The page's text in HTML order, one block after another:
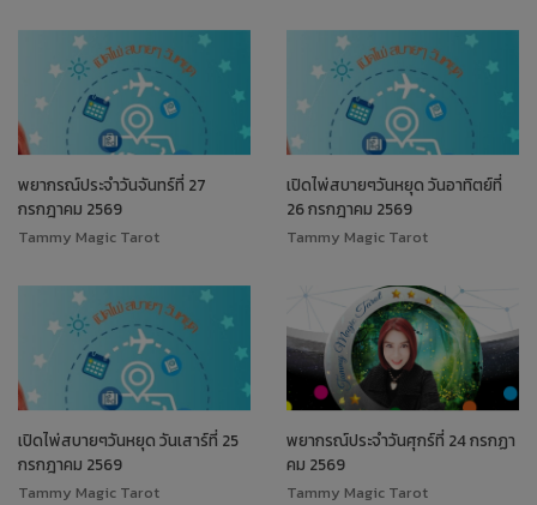
พยากรณ์ประจำวันจันทร์ที่ 27
กรกฎาคม 2569
Tammy Magic Tarot
เปิดไพ่สบายๆวันหยุด วันอาทิตย์ที่
26 กรกฎาคม 2569
Tammy Magic Tarot
เปิดไพ่สบายๆวันหยุด วันเสาร์ที่ 25
กรกฎาคม 2569
Tammy Magic Tarot
พยากรณ์ประจำวันศุกร์ที่ 24 กรกฏา
คม 2569
Tammy Magic Tarot